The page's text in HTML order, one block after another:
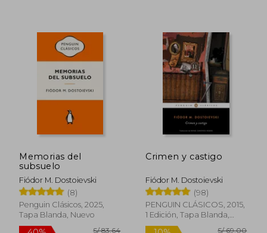
Rápido Rápido
Memorias del
subsuelo
Fiódor M. Dostoievski
(8)
Penguin Clásicos, 2025,
Tapa Blanda, Nuevo
Crimen y castigo
Fiódor M. Dostoievski
(98)
PENGUIN CLÁSICOS, 2015,
1 Edición, Tapa Blanda,
Nuevo